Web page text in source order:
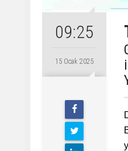
09:25
15 Ocak 2025